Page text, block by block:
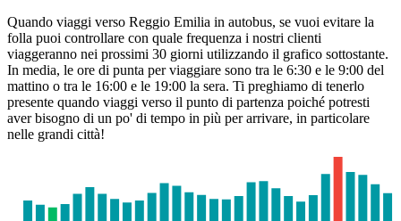
Quando viaggi verso Reggio Emilia in autobus, se vuoi evitare la
folla puoi controllare con quale frequenza i nostri clienti
viaggeranno nei prossimi 30 giorni utilizzando il grafico sottostante.
In media, le ore di punta per viaggiare sono tra le 6:30 e le 9:00 del
mattino o tra le 16:00 e le 19:00 la sera. Ti preghiamo di tenerlo
presente quando viaggi verso il punto di partenza poiché potresti
aver bisogno di un po' di tempo in più per arrivare, in particolare
nelle grandi città!